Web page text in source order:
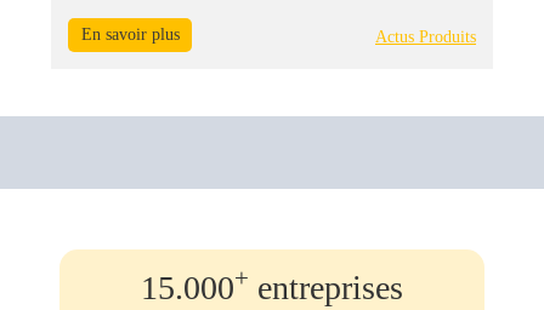
En savoir plus Actus Produits
15.000+ entreprises